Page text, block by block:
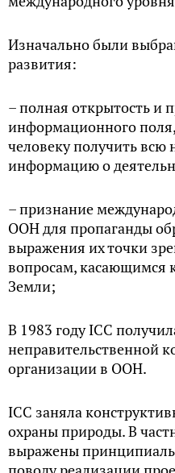
Изначально были
развития:
– полная открытость и
информационного
человеку получить
информацию о
– признание
ООН для пропаганды
выражения их точки
вопросам, касающимся
Земли;
В 1983 году ICC
неправительственной
организации в ООН.
ICC заняла
охраны природы. В
выражены